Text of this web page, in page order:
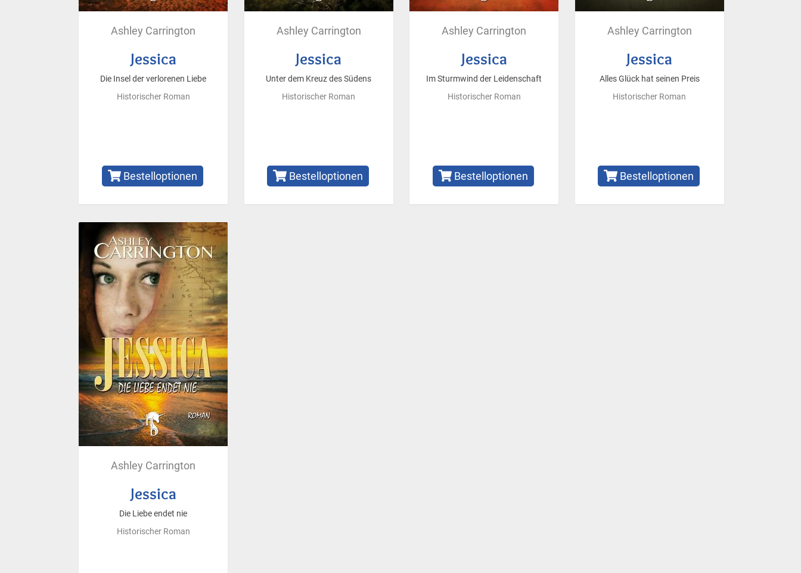
Ashley Carrington
Jessica
Die Insel der verlorenen Liebe
Historischer Roman
Bestelloptionen
Ashley Carrington
Jessica
Unter dem Kreuz des Südens
Historischer Roman
Bestelloptionen
Ashley Carrington
Jessica
Im Sturmwind der Leidenschaft
Historischer Roman
Bestelloptionen
Ashley Carrington
Jessica
Alles Glück hat seinen Preis
Historischer Roman
Bestelloptionen
Ashley Carrington
Jessica
Die Liebe endet nie
Historischer Roman